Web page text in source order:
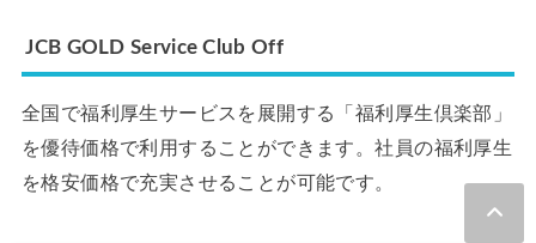
JCB GOLD Service Club Off
全国で福利厚生サービスを展開する「福利厚生倶楽部」
を優待価格で利用することができます。社員の福利厚生
を格安価格で充実させることが可能です。